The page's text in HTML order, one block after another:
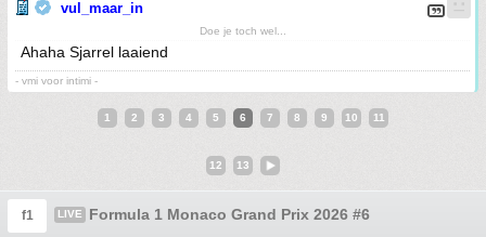
vul_maar_in
Doe je toch wel...
Ahaha Sjarrel laaiend
- vmi voor intimi -
1 2 3 4 5 6 7 8 9 10 11
12 13
f1 LIVE Formula 1 Monaco Grand Prix 2026 #6